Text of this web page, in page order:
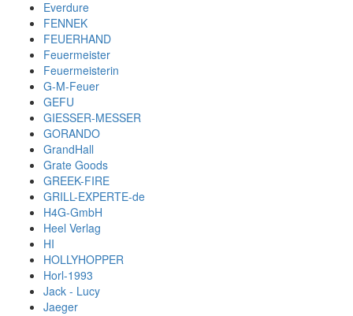
Everdure
FENNEK
FEUERHAND
Feuermeister
Feuermeisterin
G-M-Feuer
GEFU
GIESSER-MESSER
GORANDO
GrandHall
Grate Goods
GREEK-FIRE
GRILL-EXPERTE-de
H4G-GmbH
Heel Verlag
HI
HOLLYHOPPER
Horl-1993
Jack - Lucy
Jaeger